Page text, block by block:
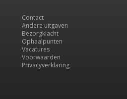
Contact
Andere uitgaven
Bezorgklacht
Ophaalpunten
Vacatures
Voorwaarden
Privacyverklaring